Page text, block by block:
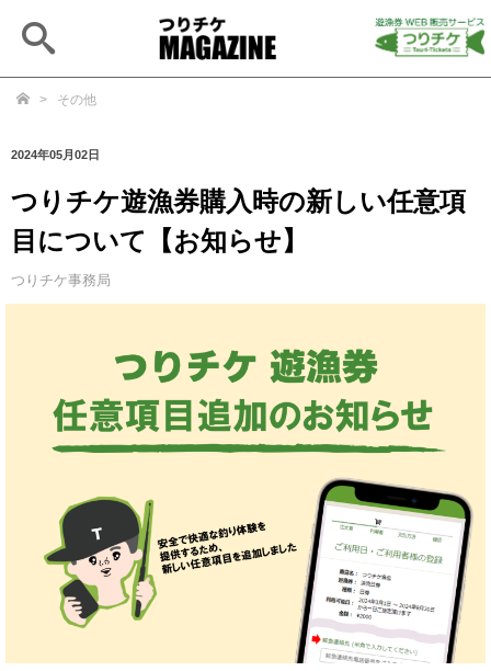
Open
main
search
> その他
2024年05月02日
つりチケ遊漁券購入時の新しい任意項
目について【お知らせ】
つりチケ事務局